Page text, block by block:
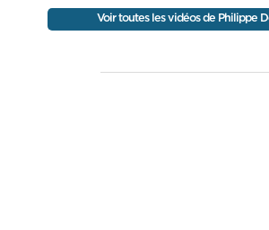
Voir toutes les vidéos de Philippe